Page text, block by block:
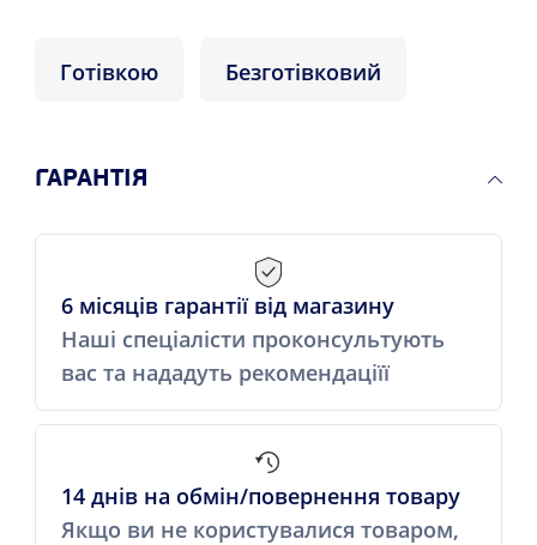
Готівкою Безготівковий
ГАРАНТІЯ
6 місяців гарантії від магазину
Наші спеціалісти проконсультують
вас та нададуть рекомендаціїї
14 днів на обмін/повернення товару
Якщо ви не користувалися товаром,